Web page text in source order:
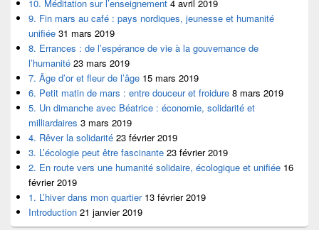
10. Méditation sur l’enseignement 4 avril 2019
9. Fin mars au café : pays nordiques, jeunesse et humanité
unifiée 31 mars 2019
8. Errances : de l’espérance de vie à la gouvernance de
l’humanité 23 mars 2019
7. Âge d’or et fleur de l’âge 15 mars 2019
6. Petit matin de mars : entre douceur et froidure 8 mars 2019
5. Un dimanche avec Béatrice : économie, solidarité et
milliardaires 3 mars 2019
4. Rêver la solidarité 23 février 2019
3. L’écologie peut être fascinante 23 février 2019
2. En route vers une humanité solidaire, écologique et unifiée 16
février 2019
1. L’hiver dans mon quartier 13 février 2019
Introduction 21 janvier 2019